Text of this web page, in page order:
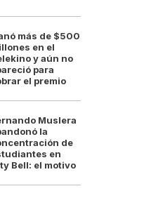
más de $500
en el
y aún no
para
el premio
Muslera
la
de
en
Bell: el motivo